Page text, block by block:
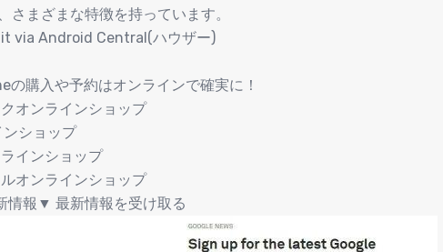
さまざまな特徴を持っています。
via Android Central(ハウザー)
の購入や予約はオンラインで確実に！
オンラインショップ
ショップ
インショップ
オンラインショップ
情報▼ 最新情報を受け取る